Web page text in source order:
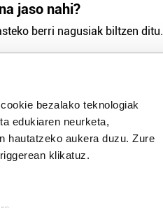
bezalako teknologiak
edukiaren neurketa,
hautatzeko aukera duzu. Zure
klikatuz.
jaso nahi?
berri nagusiak biltzen ditu.
Harpidetu